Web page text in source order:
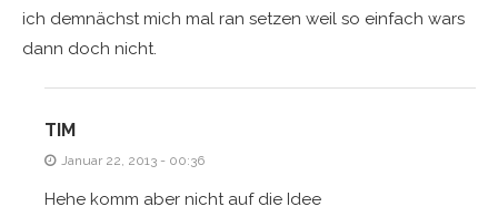
ich demnächst mich mal ran setzen weil so einfach wars
dann doch nicht.
TIM
Januar 22, 2013 - 00:36
Hehe komm aber nicht auf die Idee